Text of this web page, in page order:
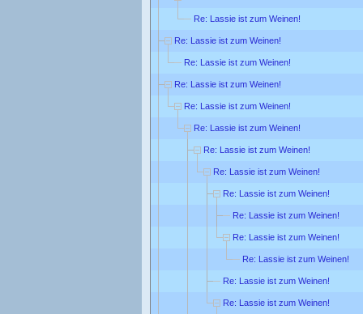
Re: Lassie ist zum Weinen!
Re: Lassie ist zum Weinen!
Re: Lassie ist zum Weinen!
Re: Lassie ist zum Weinen!
Re: Lassie ist zum Weinen!
Re: Lassie ist zum Weinen!
Re: Lassie ist zum Weinen!
Re: Lassie ist zum Weinen!
Re: Lassie ist zum Weinen!
Re: Lassie ist zum Weinen!
Re: Lassie ist zum Weinen!
Re: Lassie ist zum Weinen!
Re: Lassie ist zum Weinen!
Re: Lassie ist zum Weinen!